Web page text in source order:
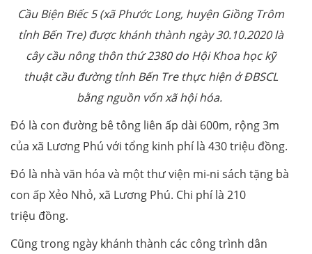
Cầu Biện Biếc 5 (xã Phước Long, huyện Giồng Trôm
tỉnh Bến Tre) được khánh thành ngày 30.10.2020 là
cây cầu nông thôn thứ 2380 do Hội Khoa học kỹ
thuật cầu đườngtỉnh Bến Tre thực hiện ở ĐBSCL
bằng nguồn vốn xã hội hóa.
Đó là con đường bê tông liên ấp dài 600m, rộng 3m
của xã Lương Phú với tổng kinh phí là 430 triệu đồng.
Đó là nhà văn hóa và một thư viện mi-ni sách tặng bà
con ấp Xẻo Nhỏ, xã Lương Phú. Chi phí là 210
triệu đồng.
Cũng trong ngày khánh thành các công trình dân